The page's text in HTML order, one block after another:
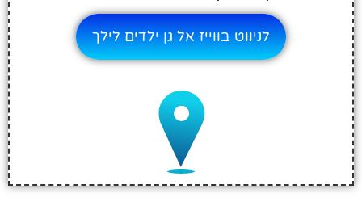
לניווט בווייז אל גן ילדים לילך